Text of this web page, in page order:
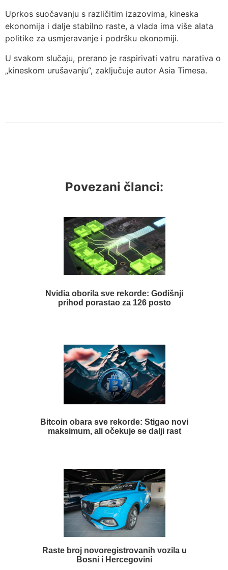
Uprkos suočavanju s različitim izazovima, kineska
ekonomija i dalje stabilno raste, a vlada ima više alata
politike za usmjeravanje i podršku ekonomiji.
U svakom slučaju, prerano je raspirivati ​​vatru narativa o
„kineskom urušavanju“, zaključuje autor Asia Timesa.
Povezani članci:
Nvidia oborila sve rekorde: Godišnji
prihod porastao za 126 posto
Bitcoin obara sve rekorde: Stigao novi
maksimum, ali očekuje se dalji rast
Raste broj novoregistrovanih vozila u
Bosni i Hercegovini